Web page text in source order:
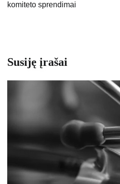
įrašų
komiteto sprendimai
Susiję įrašai